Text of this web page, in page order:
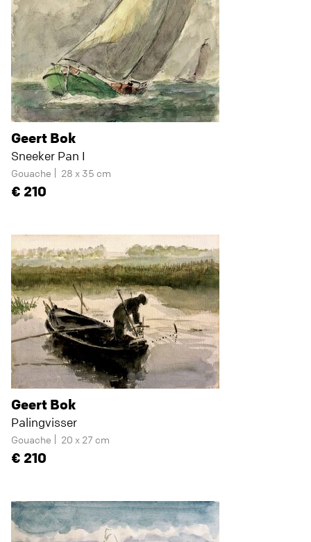
Geert Bok
Sneeker Pan I
Gouache 28 x 35 cm
210
Geert Bok
Palingvisser
Gouache 20 x 27 cm
210